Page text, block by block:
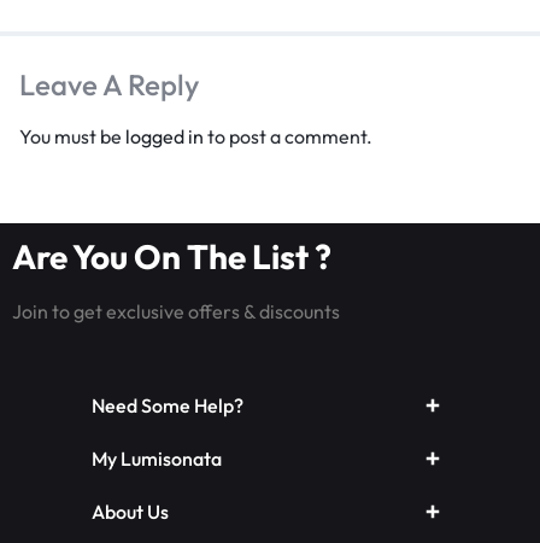
Leave A Reply
You must be logged in to post a comment.
Are You On The List ?
Join to get exclusive offers & discounts
Need Some Help?
My Lumisonata
About Us